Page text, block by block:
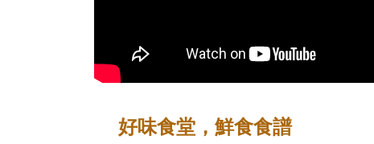
好味食堂，鮮食食譜